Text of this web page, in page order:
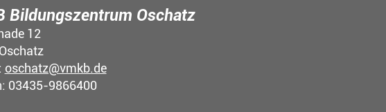
Bildungszentrum Oschatz
12
oschatz@vmkb.de
03435-9866400